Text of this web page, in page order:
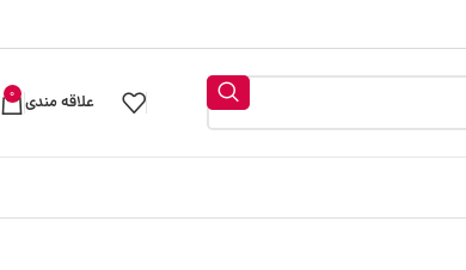
علاقه مندی 0